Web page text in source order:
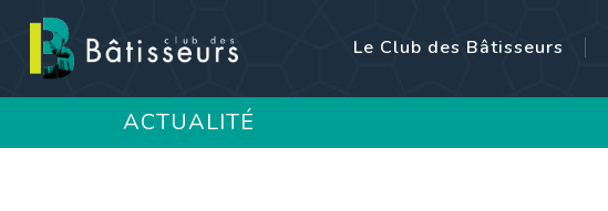
Le Club des Bâtisseurs
ACTUALITÉ